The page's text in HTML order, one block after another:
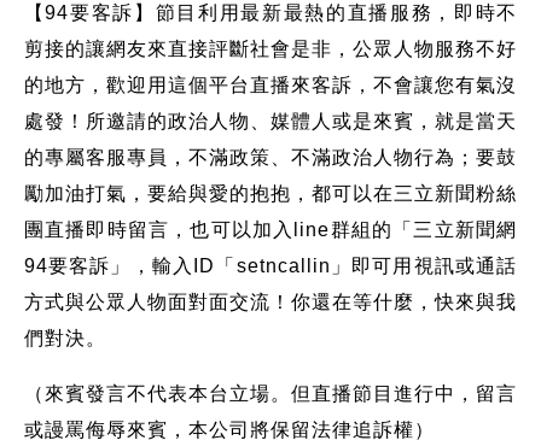
【94要客訴】節目利用最新最熱的直播服務，即時不
剪接的讓網友來直接評斷社會是非，公眾人物服務不好
的地方，歡迎用這個平台直播來客訴，不會讓您有氣沒
處發！所邀請的政治人物、媒體人或是來賓，就是當天
的專屬客服專員，不滿政策、不滿政治人物行為；要鼓
勵加油打氣，要給與愛的抱抱，都可以在三立新聞粉絲
團直播即時留言，也可以加入line群組的「三立新聞網
94要客訴」，輸入ID「setncallin」即可用視訊或通話
方式與公眾人物面對面交流！你還在等什麼，快來與我
們對決。
（來賓發言不代表本台立場。但直播節目進行中，留言
或謾罵侮辱來賓，本公司將保留法律追訴權）